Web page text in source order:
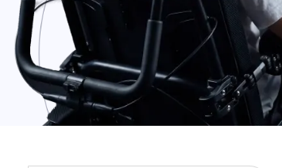
Заказать персональный маршрут